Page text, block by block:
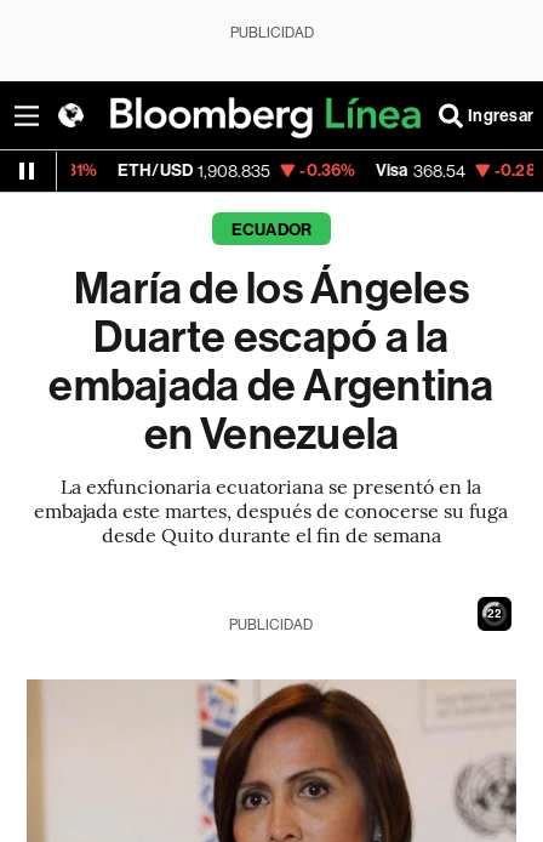
PUBLICIDAD
Ingresar
ETH/USD 1,908.835 -0.36% Visa 368.54 -0.28%
ECUADOR
María de los Ángeles
Duarte escapó a la
embajada de Argentina
en Venezuela
La exfuncionaria ecuatoriana se presentó en la
embajada este martes, después de conocerse su fuga
desde Quito durante el fin de semana
21
PUBLICIDAD